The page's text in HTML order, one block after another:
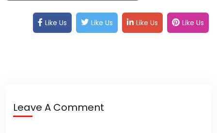
Like Us Like Us Like Us Like Us
Leave A Comment